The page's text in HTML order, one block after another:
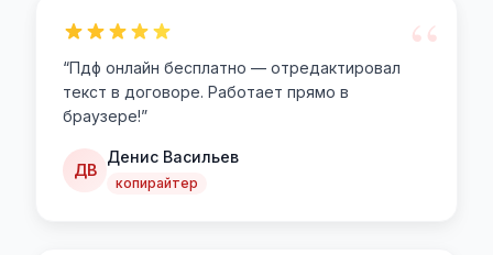
“
“Пдф онлайн бесплатно — отредактировал
текст в договоре. Работает прямо в
браузере!”
ДВ
Денис Васильев
копирайтер